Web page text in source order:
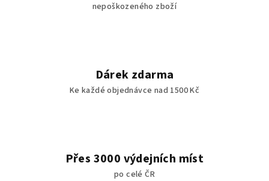
nepoškozeného zboží
Dárek zdarma
Ke každé objednávce nad 1500 Kč
Přes 3000 výdejních míst
po celé ČR